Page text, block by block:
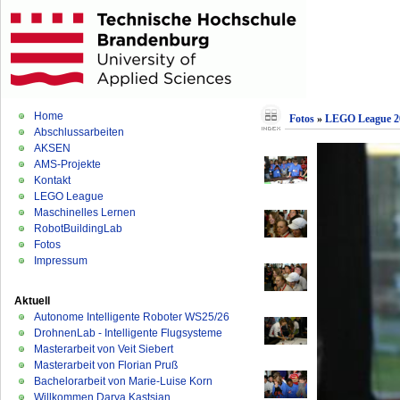
Home
Abschlussarbeiten
AKSEN
AMS-Projekte
Kontakt
LEGO League
Maschinelles Lernen
RobotBuildingLab
Fotos
Impressum
Aktuell
Autonome Intelligente Roboter WS25/26
DrohnenLab - Intelligente Flugsysteme
Masterarbeit von Veit Siebert
Masterarbeit von Florian Pruß
Bachelorarbeit von Marie-Luise Korn
Willkommen Darya Kastsian
Fotos »LEGO League